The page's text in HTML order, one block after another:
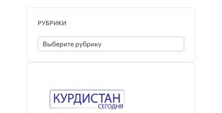
РУБРИКИ